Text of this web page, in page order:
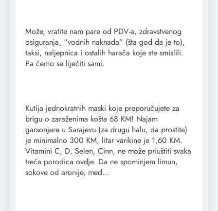
Može, vratite nam pare od PDV-a, zdravstvenog
osiguranja, “vodnih naknada” (šta god da je to),
taksi, naljepnica i ostalih harača koje ste smislili.
Pa ćemo se liječiti sami.
Kutija jednokratnih maski koje preporučujete za
brigu o zaraženima košta 68 KM! Najam
garsonjere u Sarajevu (za drugu halu, da prostite)
je minimalno 300 KM, litar varikine je 1,60 KM.
Vitamini C, D, Selen, Cinn, ne može priuštiti svaka
treća porodica ovdje. Da ne spominjem limun,
sokove od aronije, med…